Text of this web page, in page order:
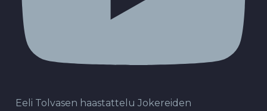
Eeli Tolvasen haastattelu Jokereiden